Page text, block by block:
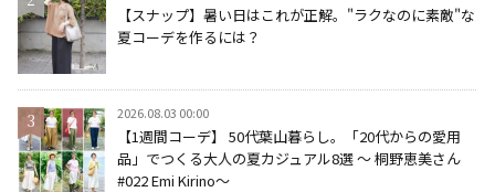
【スナップ】暑い日はこれが正解。"ラクなのに素敵"な
夏コーデを作るには？
2026.08.03 00:00
【1週間コーデ】 50代葉山暮らし。「20代からの愛用
品」でつくる大人の夏カジュアル8選 ～ 桐野恵美さん
#022 Emi Kirino～